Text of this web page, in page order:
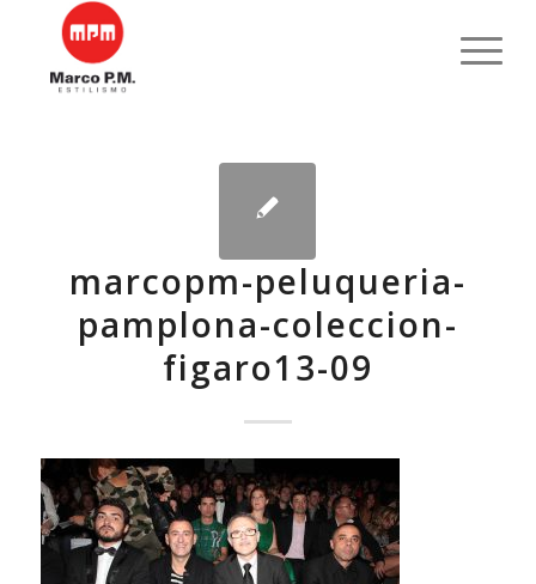
marcopm-peluqueria-
pamplona-coleccion-
figaro13-09